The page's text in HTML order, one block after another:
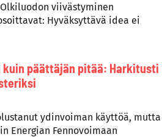
viivästyminen
Hyväksyttävä idea ei
kuin päättäjän pitää: Harkitusti
ydinvoiman käyttöä, mutta
Energian Fennovoimaan